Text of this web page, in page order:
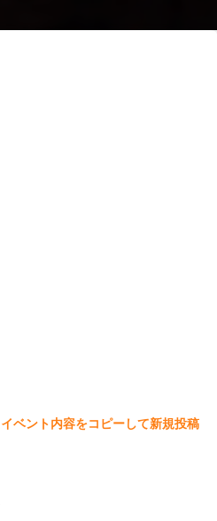
イベント内容をコピーして新規投稿